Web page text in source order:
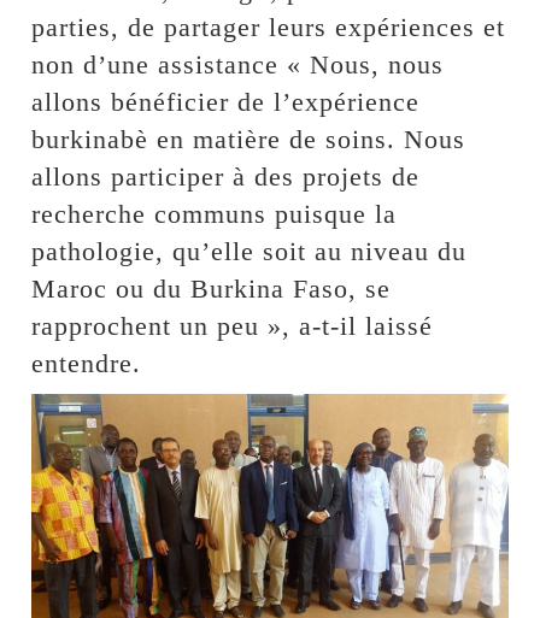
parties, de partager leurs expériences et
non d’une assistance « Nous, nous
allons bénéficier de l’expérience
burkinabè en matière de soins. Nous
allons participer à des projets de
recherche communs puisque la
pathologie, qu’elle soit au niveau du
Maroc ou du Burkina Faso, se
rapprochent un peu », a-t-il laissé
entendre.